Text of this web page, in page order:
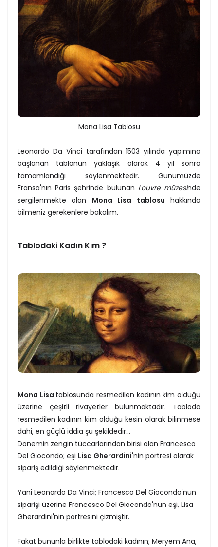
Mona Lisa Tablosu
Leonardo Da Vinci tarafından 1503 yılında yapımına
başlanan tablonun yaklaşık olarak 4 yıl sonra
tamamlandığı söylenmektedir. Günümüzde
Fransa'nın Paris şehrinde bulunan Louvre müzesinde
sergilenmekte olan Mona Lisa tablosu hakkında
bilmeniz gerekenlere bakalım.
Tablodaki Kadın Kim ?
Mona Lisa tablosunda resmedilen kadının kim olduğu
üzerine çeşitli rivayetler bulunmaktadır. Tabloda
resmedilen kadının kim olduğu kesin olarak bilinmese
dahi, en güçlü iddia şu şekildedir...
Dönemin zengin tüccarlarından birisi olan Francesco
Del Giocondo; eşi Lisa Gherardini'nin portresi olarak
sipariş edildiği söylenmektedir.
Yani Leonardo Da Vinci; Francesco Del Giocondo'nun
siparişi üzerine Francesco Del Giocondo'nun eşi, Lisa
Gherardini'nin portresini çizmiştir.
Fakat bununla birlikte tablodaki kadının; Meryem Ana,